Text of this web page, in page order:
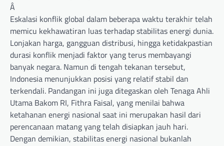
Â
Eskalasi konflik global dalam beberapa waktu terakhir telah
memicu kekhawatiran luas terhadap stabilitas energi dunia.
Lonjakan harga, gangguan distribusi, hingga ketidakpastian
durasi konflik menjadi faktor yang terus membayangi
banyak negara. Namun di tengah tekanan tersebut,
Indonesia menunjukkan posisi yang relatif stabil dan
terkendali. Pandangan ini juga ditegaskan oleh Tenaga Ahli
Utama Bakom RI, Fithra Faisal, yang menilai bahwa
ketahanan energi nasional saat ini merupakan hasil dari
perencanaan matang yang telah disiapkan jauh hari.
Dengan demikian, stabilitas energi nasional bukanlah